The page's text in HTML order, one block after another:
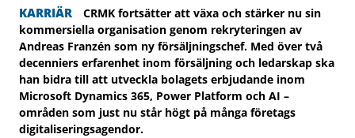
KARRIÄR
CRMK fortsätter att växa och stärker nu sin
kommersiella organisation genom rekryteringen av
Andreas Franzén som ny försäljningschef. Med över två
decenniers erfarenhet inom försäljning och ledarskap ska
han bidra till att utveckla bolagets erbjudande inom
Microsoft Dynamics 365, Power Platform och AI –
områden som just nu står högt på många företags
digitaliseringsagendor.